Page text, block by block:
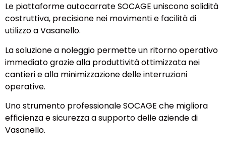
Le piattaforme autocarrate SOCAGE uniscono solidità
costruttiva, precisione nei movimenti e facilità di
utilizzo a Vasanello.
La soluzione a noleggio permette un ritorno operativo
immediato grazie alla produttività ottimizzata nei
cantieri e alla minimizzazione delle interruzioni
operative.
Uno strumento professionale SOCAGE che migliora
efficienza e sicurezza a supporto delle aziende di
Vasanello.